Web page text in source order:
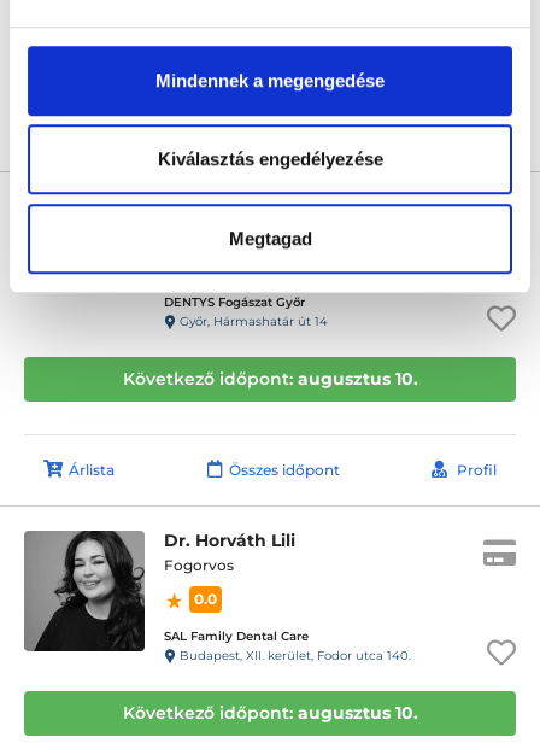
Mindennek a megengedése
Kiválasztás engedélyezése
Megtagad
Következő időpont:augusztus 10.
Dr. Bödecs Szonja
Fogorvos
DENTYS Fogászat Győr
Győr, Hármashatár út 14
Következő időpont: augusztus 10.
Árlista Összes időpont Profil
Dr. Horváth Lili
Fogorvos
0.0
SAL Family Dental Care
Budapest, XII. kerület, Fodor utca 140.
Következő időpont: augusztus 10.